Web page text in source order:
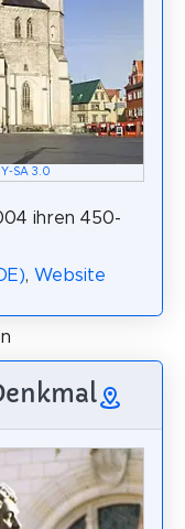
SA 3.0
ihren 450-
, Website